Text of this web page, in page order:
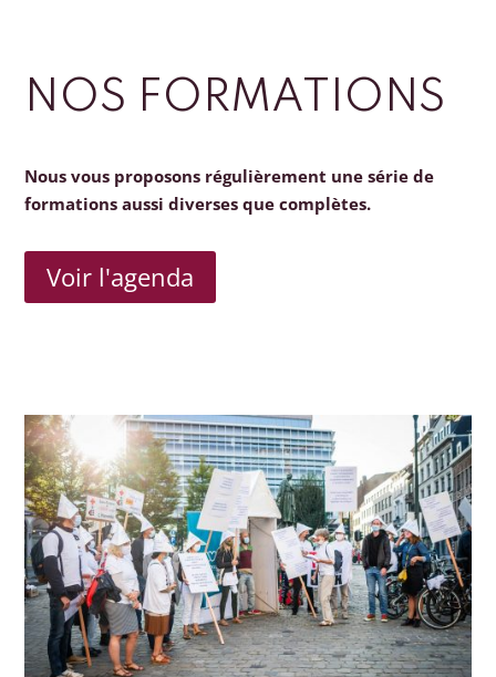
NOS FORMATIONS
Nous vous proposons régulièrement une série de
formations aussi diverses que complètes.
Voir l'agenda